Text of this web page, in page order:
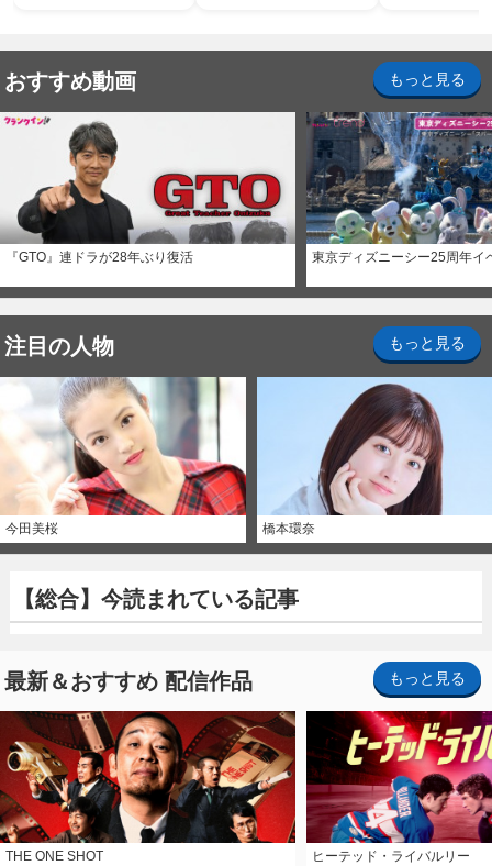
おすすめ動画 もっと見る
『GTO』連ドラが28年ぶり復活 東京ディズニーシー25周年イ
注目の人物 もっと見る
今田美桜 橋本環奈
【総合】今読まれている記事
最新＆おすすめ 配信作品 もっと見る
THE ONE SHOT
ヒーテッド・ライバルリー